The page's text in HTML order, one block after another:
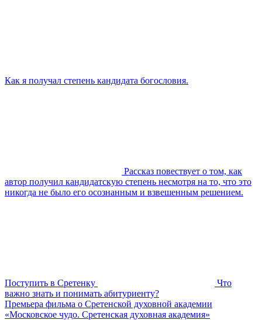
Как я получал степень кандидата богословия.
Рассказ повествует о том, как
автор получил кандидатскую степень несмотря на то, что это
никогда не было его осознанным и взвешенным решением.
Поступить в Сретенку
Что
важно знать и понимать абитуриенту?
Премьера фильма о Сретенской духовной академии
«Московское чудо. Сретенская духовная академия»